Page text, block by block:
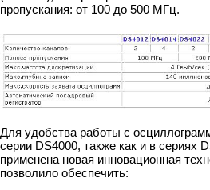
пропускания: от 100 до 500 МГц.
Для удобства работы с
серии DS4000, также как и в сериях
применена новая инновационная
позволило обеспечить: